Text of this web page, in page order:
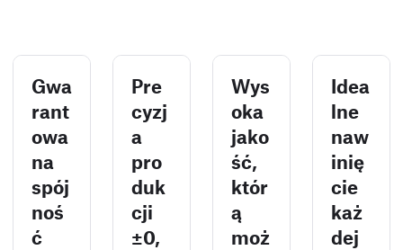
Gwa
rant
owa
na
spój
noś
ć
Pre
cyzj
a
pro
duk
cji
±0,
Wys
oka
jako
ść,
któr
ą
moż
Idea
lne
naw
inię
cie
każ
dej